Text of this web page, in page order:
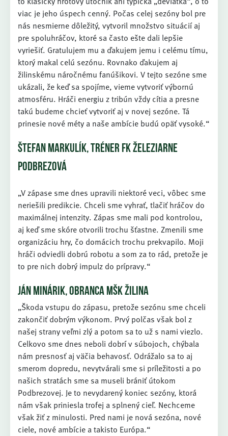
viac je jeho úspech cenný. Počas celej sezóny bol pre
nás nesmierne dôležitý, vytvoril množstvo situácií aj
pre spoluhráčov, ktoré sa často ešte dali lepšie
vyriešiť. Gratulujem mu a ďakujem jemu i celému tímu,
ktorý makal celú sezónu. Rovnako ďakujem aj
žilinskému náročnému fanúšikovi. V tejto sezóne sme
ukázali, že keď sa spojíme, vieme vytvoriť výbornú
atmosféru. Hráči energiu z tribún vždy cítia a presne
takú budeme chcieť vytvoriť aj v novej sezóne. Tá
prinesie nové méty a naše ambície budú opäť vysoké.“
ŠTEFAN MARKULÍK, TRÉNER FK ŽELEZIARNE
PODBREZOVÁ
„V zápase sme dnes upravili niektoré veci, vôbec sme
neriešili predikcie. Chceli sme vyhrať, tlačiť hráčov do
maximálnej intenzity. Zápas sme mali pod kontrolou,
aj keď sme skóre otvorili trochu šťastne. Zmenili sme
organizáciu hry, čo domácich trochu prekvapilo. Moji
hráči odviedli dobrú robotu a som za to rád, pretože je
to pre nich dobrý impulz do prípravy.“
JÁN MINÁRIK, OBRANCA MŠK ŽILINA
„Škoda vstupu do zápasu, pretože sezónu sme chceli
zakončiť dobrým výkonom. Prvý polčas však bol z
našej strany veľmi zlý a potom sa to už s nami viezlo.
Celkovo sme dnes neboli dobrí v súbojoch, chýbala
nám presnosť aj väčia behavosť. Odrážalo sa to aj
smerom dopredu, nevytvárali sme si príležitosti a po
našich stratách sme sa museli brániť útokom
Podbrezovej. Je to nevydarený koniec sezóny, ktorá
nám však priniesla trofej a splnený cieľ. Nechceme
však žiť z minulosti. Pred nami je nová sezóna, nové
ciele, nové ambície a takisto Európa.“